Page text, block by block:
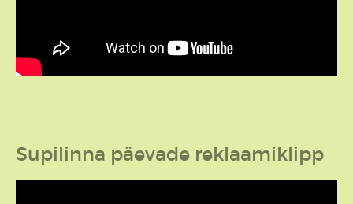
Supilinna päevade reklaamiklipp